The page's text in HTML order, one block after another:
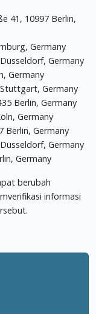
41, 10997 Berlin,
Germany
Germany
Germany
Germany
Berlin, Germany
Germany
Berlin, Germany
Germany
Germany
berubah
informasi